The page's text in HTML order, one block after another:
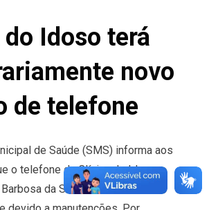
Idoso terá
novo
de telefone
de Saúde (SMS) informa aos
o telefone da Clínica do Idoso
da Silva” será alterado